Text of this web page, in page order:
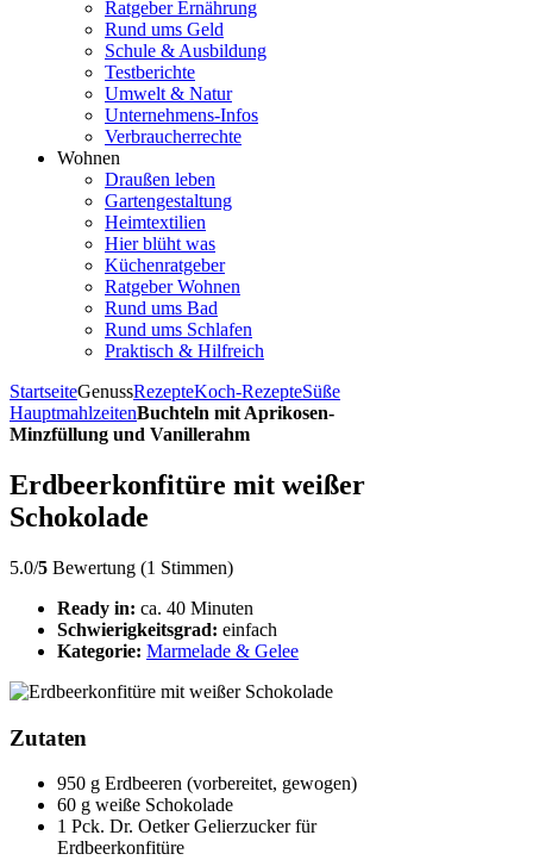
Ratgeber Ernährung
Rund ums Geld
Schule & Ausbildung
Testberichte
Umwelt & Natur
Unternehmens-Infos
Verbraucherrechte
Wohnen
Draußen leben
Gartengestaltung
Heimtextilien
Hier blüht was
Küchenratgeber
Ratgeber Wohnen
Rund ums Bad
Rund ums Schlafen
Praktisch & Hilfreich
StartseiteGenussRezepteKoch-RezepteSüße
HauptmahlzeitenBuchteln mit Aprikosen-
Minzfüllung und Vanillerahm
Erdbeerkonfitüre mit weißer
Schokolade
5.0/5 Bewertung (1 Stimmen)
Ready in: ca. 40 Minuten
Schwierigkeitsgrad: einfach
Kategorie: Marmelade & Gelee
Zutaten
950 g Erdbeeren (vorbereitet, gewogen)
60 g weiße Schokolade
1 Pck. Dr. Oetker Gelierzucker für
Erdbeerkonfitüre